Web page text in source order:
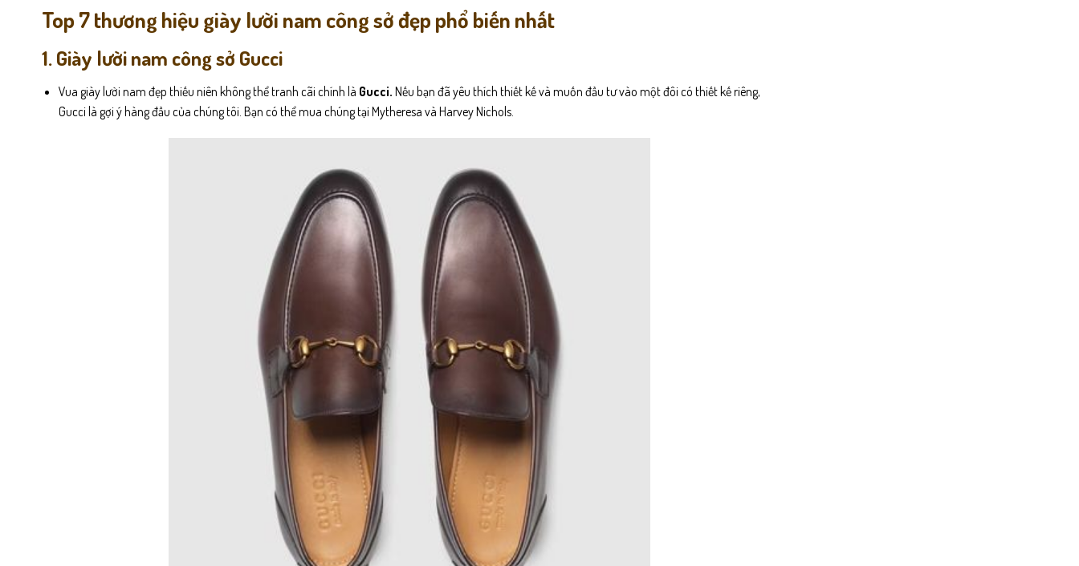
Top 7 thương hiệu giày lười nam công sở đẹp phổ biến nhất
1. Giày lười nam công sở Gucci
Vua giày lười nam đẹp thiếu niên không thể tranh cãi chính là Gucci. Nếu bạn đã yêu thích thiết kế và muốn đầu tư vào một đôi có thiết kế riêng,
Gucci là gợi ý hàng đầu của chúng tôi. Bạn có thể mua chúng tại Mytheresa và Harvey Nichols.